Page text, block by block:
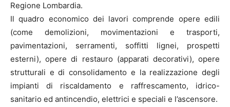
Regione Lombardia.
Il quadro economico dei lavori comprende opere edili
(come demolizioni, movimentazioni e trasporti,
pavimentazioni, serramenti, soffitti lignei, prospetti
esterni), opere di restauro (apparati decorativi), opere
strutturali e di consolidamento e la realizzazione degli
impianti di riscaldamento e raffrescamento, idrico-
sanitario ed antincendio, elettrici e speciali e l’ascensore.